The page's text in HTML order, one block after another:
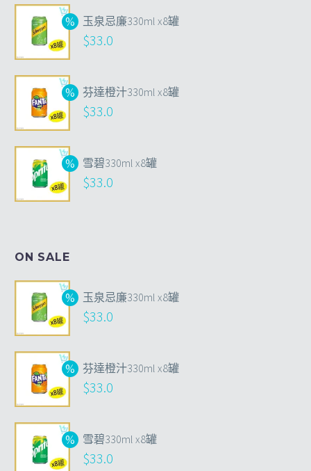
玉泉忌廉330ml x8罐
$33.0
芬達橙汁330ml x8罐
$33.0
雪碧330ml x8罐
$33.0
ON SALE
玉泉忌廉330ml x8罐
$33.0
芬達橙汁330ml x8罐
$33.0
雪碧330ml x8罐
$33.0